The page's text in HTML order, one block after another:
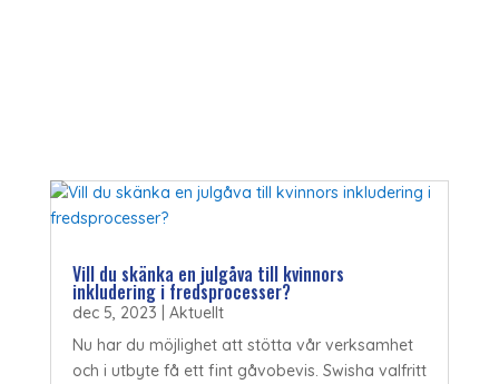
Vill du skänka en julgåva till kvinnors
inkludering i fredsprocesser?
dec 5, 2023
Aktuellt
Nu har du möjlighet att stötta vår verksamhet
och i utbyte få ett fint gåvobevis. Swisha valfritt